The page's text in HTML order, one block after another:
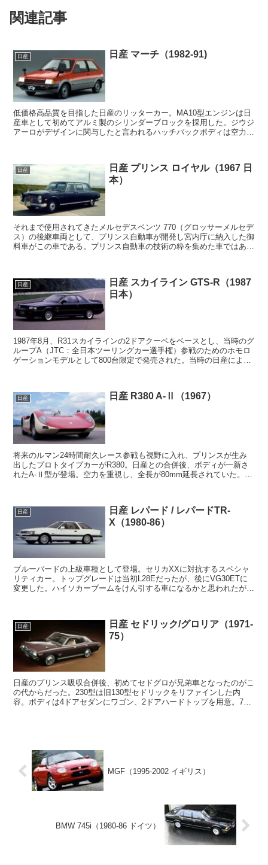
関連記事
日産 日産 マーチ（1982-91)
低価格高品質を目指した日産のリッターカー。MA10型エンジンは日
産車として初めてアルミ製のシリンダーブロックを採用した。ジウジ
アーロがデザインに関与したと言われるハッチバックボディは空力的
日産
日産 プリンス ロイヤル（1967 日
本）
それまで使用されてきたメルセデスベンツ 770（グロッサーメルセデ
ス）の後継車両として、プリンス自動車が開発し宮内庁に納入した御
料車がこの車である。プリンス自動車の技術の粋を集めた車ではあっ
日産
日産 スカイライン GTS-R（1987
日本）
1987年8月、R31スカイラインの2ドアクーペをベースとし、当時のグ
ループA（JTC：全日本ツーリングカー選手権）参戦のためのホモロ
ゲーションモデルとして800台限定で発売された。当時の日産による
日産 日産 R380 A-Ⅱ（1967）
将来のルマン24時間耐久レース参戦も視野に入れ、プリンスが生み
出したプロトタイプカーがR380。日産との合併後、ボディが一新さ
れたA-Ⅱ型が登場。空力を重視し、全長が80mm延長されていた。谷
日産
日産 レパード / レパードTR-
X（1980-86）
ブルーバードの上級車種として登場。セリカXXに対抗するスペシャ
リティカー。トップグレードは当初L28Eだったが、後にVG30ETに
変更した。ハイソカーブームをけん引する車になるかと思われたが、
日産
日産 セドリック/グロリア（1971-
75）
日産のプリンス吸収合併後、初めてセドグロが兄弟車となったのがこ
の代からだった。230型は旧130型セドリックをリファインした内
容。ボディは4ドアセダンにワゴン、2ドアハードトップを用意。72
MGF（1995-2002 イギリス）
BMW 745i（1980-86 ドイツ）